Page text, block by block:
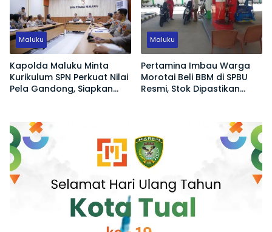
Maluku
Kapolda Maluku Minta
Kurikulum SPN Perkuat Nilai
Pela Gandong, Siapkan
Maluku
Pertamina Imbau Warga
Morotai Beli BBM di SPBU
Resmi, Stok Dipastikan